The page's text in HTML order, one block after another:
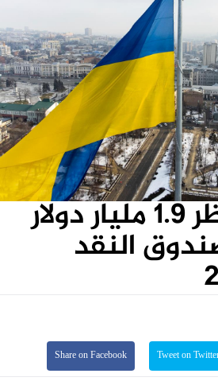
أوكرانيا تنتظر 1.9 مليار دولار
النقد
Share on Facebook